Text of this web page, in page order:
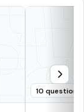
10 questions